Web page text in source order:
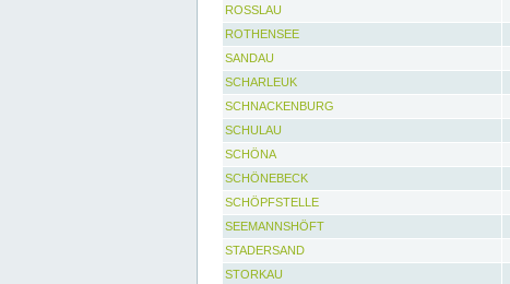
ROSSLAU
ROTHENSEE
SANDAU
SCHARLEUK
SCHNACKENBURG
SCHULAU
SCHÖNA
SCHÖNEBECK
SCHÖPFSTELLE
SEEMANNSHÖFT
STADERSAND
STORKAU